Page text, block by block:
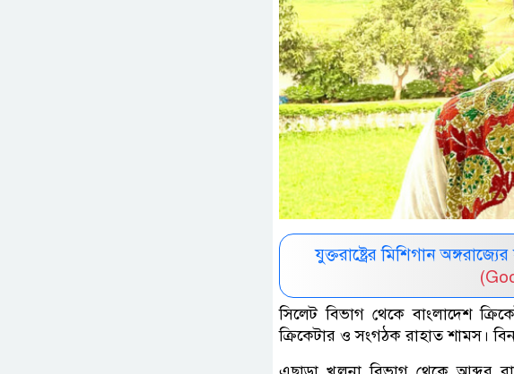
যুক্তরাষ্ট্রের মিশিগান
সিলেট বিভাগ থেকে বাংলাদেশ
ক্রিকেটার ও সংগঠক রাহাত শামস। বিনা